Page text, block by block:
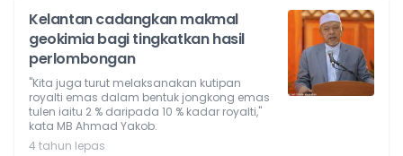
Kelantan cadangkan makmal
geokimia bagi tingkatkan hasil
perlombongan
"Kita juga turut melaksanakan kutipan
royalti emas dalam bentuk jongkong emas
tulen iaitu 2 % daripada 10 % kadar royalti,"
kata MB Ahmad Yakob.
4 tahun lepas